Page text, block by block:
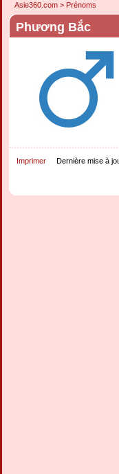
Asie360.com > Prénoms
Phương Bắc
Imprimer Dernière mise à